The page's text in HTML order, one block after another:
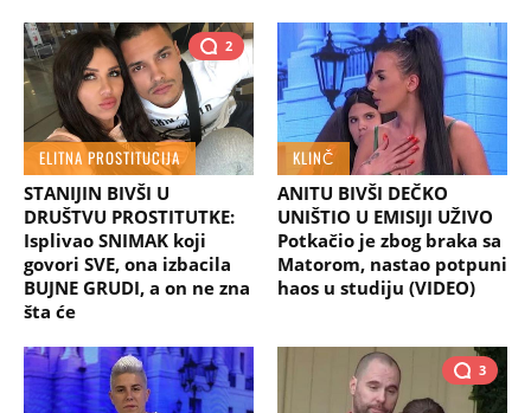
2
ELITNA PROSTITUCIJA
STANIJIN BIVŠI U
DRUŠTVU PROSTITUTKE:
Isplivao SNIMAK koji
govori SVE, ona izbacila
BUJNE GRUDI, a on ne zna
šta će
KLINČ
ANITU BIVŠI DEČKO
UNIŠTIO U EMISIJI UŽIVO
Potkačio je zbog braka sa
Matorom, nastao potpuni
haos u studiju (VIDEO)
3